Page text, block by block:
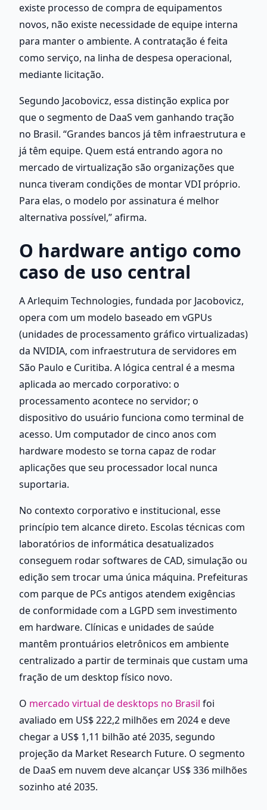
existe processo de compra de equipamentos
novos, não existe necessidade de equipe interna
para manter o ambiente. A contratação é feita
como serviço, na linha de despesa operacional,
mediante licitação.
Segundo Jacobovicz, essa distinção explica por
que o segmento de DaaS vem ganhando tração
no Brasil. “Grandes bancos já têm infraestrutura e
já têm equipe. Quem está entrando agora no
mercado de virtualização são organizações que
nunca tiveram condições de montar VDI próprio.
Para elas, o modelo por assinatura é melhor
alternativa possível,” afirma.
O hardware antigo como
caso de uso central
A Arlequim Technologies, fundada por Jacobovicz,
opera com um modelo baseado em vGPUs
(unidades de processamento gráfico virtualizadas)
da NVIDIA, com infraestrutura de servidores em
São Paulo e Curitiba. A lógica central é a mesma
aplicada ao mercado corporativo: o
processamento acontece no servidor; o
dispositivo do usuário funciona como terminal de
acesso. Um computador de cinco anos com
hardware modesto se torna capaz de rodar
aplicações que seu processador local nunca
suportaria.
No contexto corporativo e institucional, esse
princípio tem alcance direto. Escolas técnicas com
laboratórios de informática desatualizados
conseguem rodar softwares de CAD, simulação ou
edição sem trocar uma única máquina. Prefeituras
com parque de PCs antigos atendem exigências
de conformidade com a LGPD sem investimento
em hardware. Clínicas e unidades de saúde
mantêm prontuários eletrônicos em ambiente
centralizado a partir de terminais que custam uma
fração de um desktop físico novo.
O mercado virtual de desktops no Brasil foi
avaliado em US$ 222,2 milhões em 2024 e deve
chegar a US$ 1,11 bilhão até 2035, segundo
projeção da Market Research Future. O segmento
de DaaS em nuvem deve alcançar US$ 336 milhões
sozinho até 2035.